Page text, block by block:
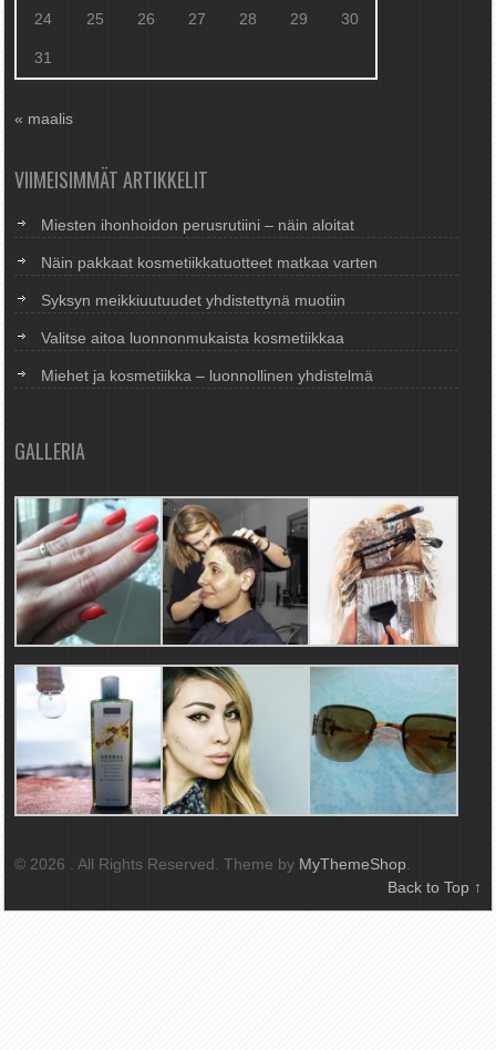
24 25 26 27 28 29 30
31
« maalis
VIIMEISIMMÄT ARTIKKELIT
Miesten ihonhoidon perusrutiini – näin aloitat
Näin pakkaat kosmetiikkatuotteet matkaa varten
Syksyn meikkiuutuudet yhdistettynä muotiin
Valitse aitoa luonnonmukaista kosmetiikkaa
Miehet ja kosmetiikka – luonnollinen yhdistelmä
GALLERIA
© 2026 . All Rights Reserved. Theme by MyThemeShop
Back to Top ↑